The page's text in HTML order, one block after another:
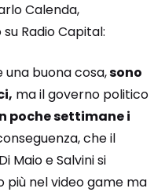
Calenda,
Radio Capital:
buona cosa,sono
ma il governo politico
poche settimane i
che il
Maio e Salvini si
più nel video game ma